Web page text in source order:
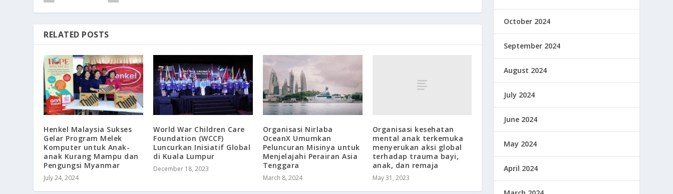
RELATED POSTS
Henkel Malaysia Sukses
Gelar Program Melek
Komputer untuk Anak-
anak Kurang Mampu dan
Pengungsi Myanmar
July 24, 2024
World War Children Care
Foundation (WCCF)
Luncurkan Inisiatif Global
di Kuala Lumpur
December 18, 2023
Organisasi Nirlaba
OceanX Umumkan
Peluncuran Misinya untuk
Menjelajahi Perairan Asia
Tenggara
March 8, 2024
Organisasi kesehatan
mental anak terkemuka
menyerukan aksi global
terhadap trauma bayi,
anak, dan remaja
May 31, 2023
October 2024
September 2024
August 2024
July 2024
June 2024
May 2024
April 2024